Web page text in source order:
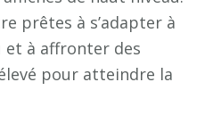
prêtes à s’adapter à
et à affronter des
pour atteindre la